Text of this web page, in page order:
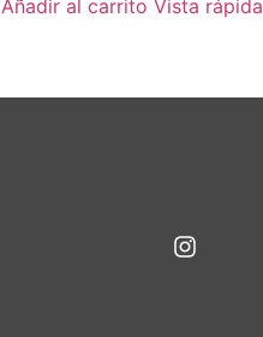
Añadir al carrito Vista rápida